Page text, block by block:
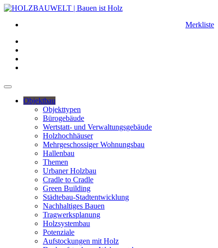
Merkliste
Objektbau
Objekttypen
Bürogebäude
Wertstatt- und Verwaltungsgebäude
Holzhochhäuser
Mehrgeschossiger Wohnungsbau
Hallenbau
Themen
Urbaner Holzbau
Cradle to Cradle
Green Building
Städtebau-Stadtentwicklung
Nachhaltiges Bauen
Tragwerksplanung
Holzsystembau
Potenziale
Aufstockungen mit Holz